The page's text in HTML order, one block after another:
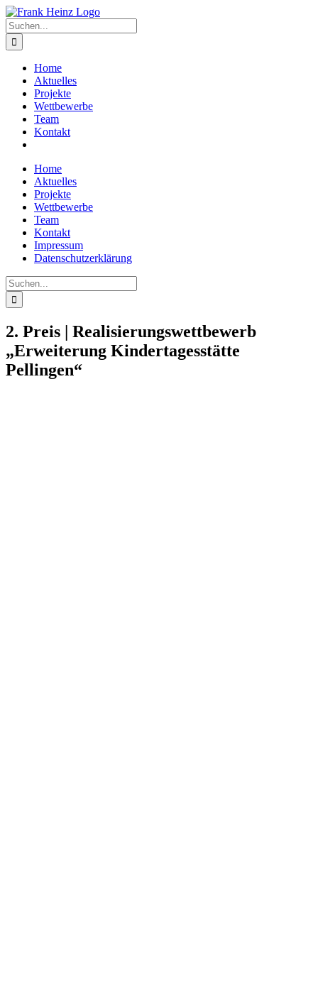
Zum
Inhalt
springen
Suche
nach:
Home
Aktuelles
Projekte
Wettbewerbe
Team
Kontakt
Home
Aktuelles
Projekte
Wettbewerbe
Team
Kontakt
Impressum
Datenschutzerklärung
Suche
nach:
2. Preis | Realisierungswettbewerb
„Erweiterung Kindertagesstätte
Pellingen“